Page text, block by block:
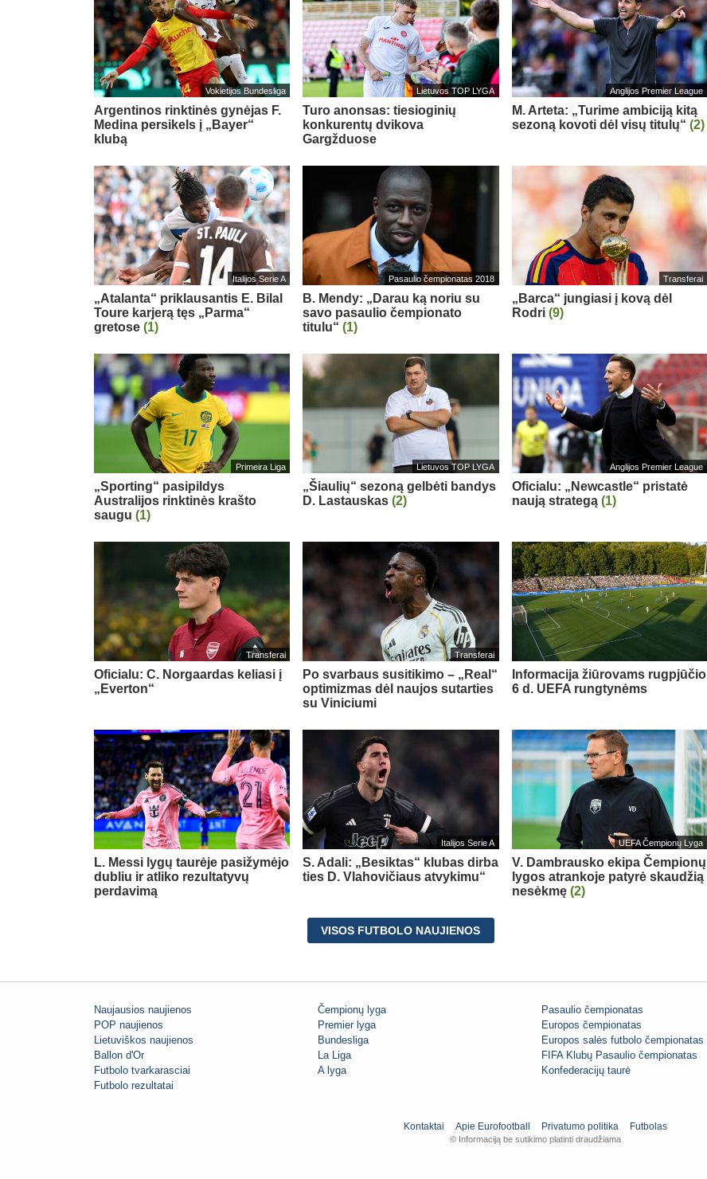
Vokietijos Bundesliga
Argentinos rinktinės gynėjas F.
Medina persikels į „Bayer“
klubą
Lietuvos TOP LYGA
Turo anonsas: tiesioginių
konkurentų dvikova
Gargžduose
Anglijos Premier League
M. Arteta: „Turime ambiciją kitą
sezoną kovoti dėl visų titulų“ (2)
Italijos Serie A
„Atalanta“ priklausantis E. Bilal
Toure karjerą tęs „Parma“
gretose (1)
Pasaulio čempionatas 2018
B. Mendy: „Darau ką noriu su
savo pasaulio čempionato
titulu“(1)
Transferai
„Barca“ jungiasi į kovą dėl
Rodri (9)
Primeira Liga
„Sporting“ pasipildys
Australijos rinktinės krašto
saugu (1)
Lietuvos TOP LYGA
„Šiaulių“ sezoną gelbėti bandys
D. Lastauskas(2)
Anglijos Premier League
Oficialu: „Newcastle“ pristatė
naują strategą (1)
Transferai
Oficialu: C. Norgaardas keliasi į
„Everton“
Transferai
Po svarbaus susitikimo – „Real“
optimizmas dėl naujos sutarties
su Viniciumi
Informacija žiūrovams rugpjūčio
6 d. UEFA rungtynėms
L. Messi lygų taurėje pasižymėjo
dubliu ir atliko rezultatyvų
perdavimą
Italijos Serie A
S. Adali: „Besiktas“ klubas dirba
ties D. Vlahovičiaus atvykimu“
UEFA Čempionų Lyga
V. Dambrausko ekipa Čempionų
lygos atrankoje patyrė skaudžią
nesėkmę (2)
VISOS FUTBOLO NAUJIENOS
Naujausios naujienos
POP naujienos
Lietuviškos naujienos
Ballon d'Or
Futbolo tvarkarasciai
Futbolo rezultatai
Čempionų lyga
Premier lyga
Bundesliga
La Liga
A lyga
Pasaulio čempionatas
Europos čempionatas
Europos salės futbolo čempionatas
FIFA Klubų Pasaulio čempionatas
Konfederacijų taurė
Kontaktai Apie Eurofootball Privatumo politika Futbolas
© Informaciją be sutikimo platinti draudžiama